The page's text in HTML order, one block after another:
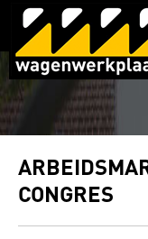
CONGRES